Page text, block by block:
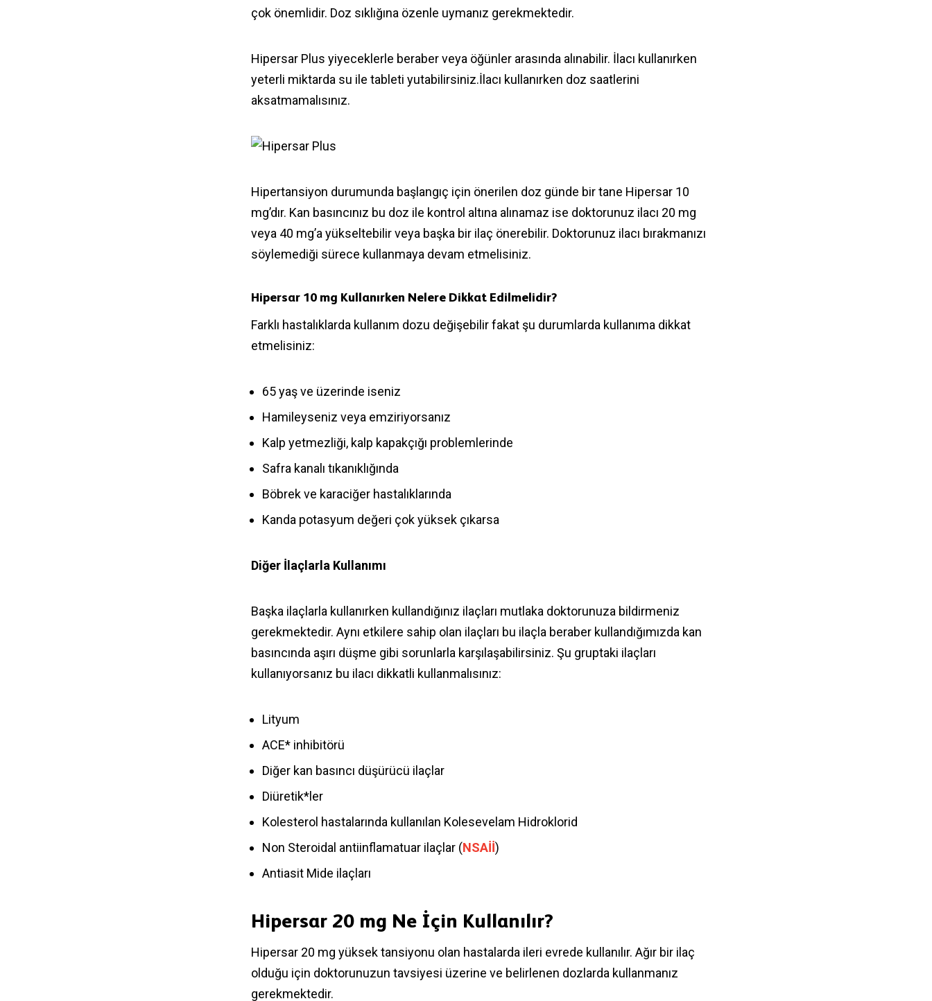
çok önemlidir. Doz sıklığına özenle uymanız gerekmektedir.
Hipersar Plus yiyeceklerle beraber veya öğünler arasında alınabilir. İlacı kullanırken
yeterli miktarda su ile tableti yutabilirsiniz.İlacı kullanırken doz saatlerini
aksatmamalısınız.
Hipertansiyon durumunda başlangıç için önerilen doz günde bir tane Hipersar 10
mg’dır. Kan basıncınız bu doz ile kontrol altına alınamaz ise doktorunuz ilacı 20 mg
veya 40 mg’a yükseltebilir veya başka bir ilaç önerebilir. Doktorunuz ilacı bırakmanızı
söylemediği sürece kullanmaya devam etmelisiniz.
Hipersar 10 mg Kullanırken Nelere Dikkat Edilmelidir?
Farklı hastalıklarda kullanım dozu değişebilir fakat şu durumlarda kullanıma dikkat
etmelisiniz:
65 yaş ve üzerinde iseniz
Hamileyseniz veya emziriyorsanız
Kalp yetmezliği, kalp kapakçığı problemlerinde
Safra kanalı tıkanıklığında
Böbrek ve karaciğer hastalıklarında
Kanda potasyum değeri çok yüksek çıkarsa
Diğer İlaçlarla Kullanımı
Başka ilaçlarla kullanırken kullandığınız ilaçları mutlaka doktorunuza bildirmeniz
gerekmektedir. Aynı etkilere sahip olan ilaçları bu ilaçla beraber kullandığımızda kan
basıncında aşırı düşme gibi sorunlarla karşılaşabilirsiniz. Şu gruptaki ilaçları
kullanıyorsanız bu ilacı dikkatli kullanmalısınız:
Lityum
ACE* inhibitörü
Diğer kan basıncı düşürücü ilaçlar
Diüretik*ler
Kolesterol hastalarında kullanılan Kolesevelam Hidroklorid
Non Steroidal antiinflamatuar ilaçlar (NSAİİ)
Antiasit Mide ilaçları
Hipersar 20 mg Ne İçin Kullanılır?
Hipersar 20 mg yüksek tansiyonu olan hastalarda ileri evrede kullanılır. Ağır bir ilaç
olduğu için doktorunuzun tavsiyesi üzerine ve belirlenen dozlarda kullanmanız
gerekmektedir.